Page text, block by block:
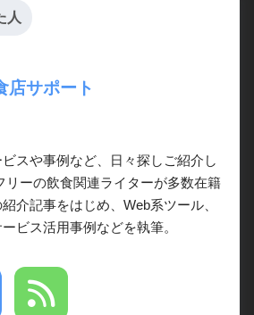
人
店サポート
スや事例など、日々探しご紹介し
リーの飲食関連ライターが多数在籍
介記事をはじめ、Web系ツール、
ビス活用事例などを執筆。